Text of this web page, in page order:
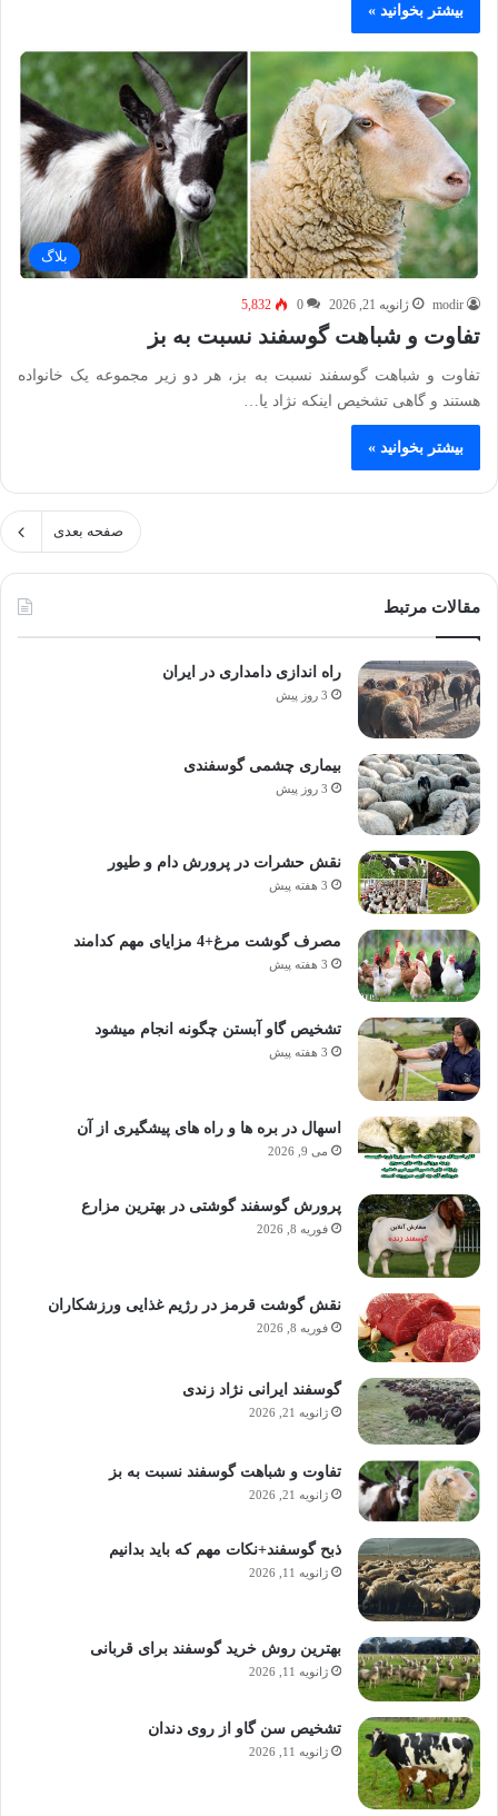
بیشتر بخوانید »
بلاگ
modir ژانویه 21, 2026 0
5,832
تفاوت و شباهت گوسفند نسبت به بز
تفاوت و شباهت گوسفند نسبت به بز، هر دو زیر مجموعه یک خانواده
هستند و گاهی تشخیص اینکه نژاد یا…
بیشتر بخوانید »
صفحه بعدی
مقالات مرتبط
راه اندازی دامداری در ایران
3 روز پیش
بیماری چشمی گوسفندی
3 روز پیش
نقش حشرات در پرورش دام و طیور
3 هفته پیش
مصرف گوشت مرغ+4 مزایای مهم کدامند
3 هفته پیش
تشخیص گاو آبستن چگونه انجام میشود
3 هفته پیش
اسهال در بره ها و راه های پیشگیری از آن
می 9, 2026
پرورش گوسفند گوشتی در بهترین مزارع
فوریه 8, 2026
نقش گوشت قرمز در رژیم غذایی ورزشکاران
فوریه 8, 2026
گوسفند ایرانی نژاد زندی
ژانویه 21, 2026
تفاوت و شباهت گوسفند نسبت به بز
ژانویه 21, 2026
ذبح گوسفند+نکات مهم که باید بدانیم
ژانویه 11, 2026
بهترین روش خرید گوسفند برای قربانی
ژانویه 11, 2026
تشخیص سن گاو از روی دندان
ژانویه 11, 2026